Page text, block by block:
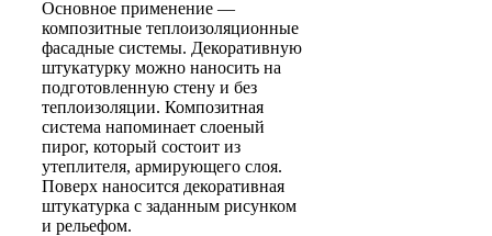
Основное применение —
композитные теплоизоляционные
фасадные системы. Декоративную
штукатурку можно наносить на
подготовленную стену и без
теплоизоляции. Композитная
система напоминает слоеный
пирог, который состоит из
утеплителя, армирующего слоя.
Поверх наносится декоративная
штукатурка с заданным рисунком
и рельефом.